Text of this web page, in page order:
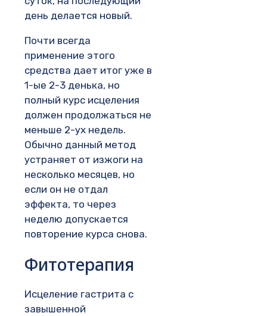
день делается новый.
Почти всегда
применение этого
средства дает итог уже в
1-ые 2-3 денька, но
полный курс исцеления
должен продолжаться не
меньше 2-ух недель.
Обычно данный метод
устраняет от изжоги на
несколько месяцев, но
если он не отдал
эффекта, то через
неделю допускается
повторение курса снова.
Фитотерапия
Исцеление гастрита с
завышенной